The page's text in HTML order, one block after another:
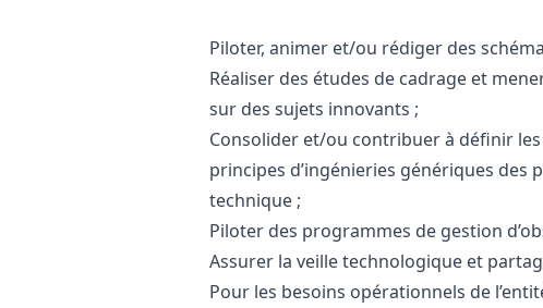
Piloter, animer et/ou rédiger des
Réaliser des études de cadrage et
sur des sujets innovants ;
Consolider et/ou contribuer à définir
principes d’ingénieries génériques
technique ;
Piloter des programmes de gestion
Assurer la veille technologique et
Pour les besoins opérationnels de